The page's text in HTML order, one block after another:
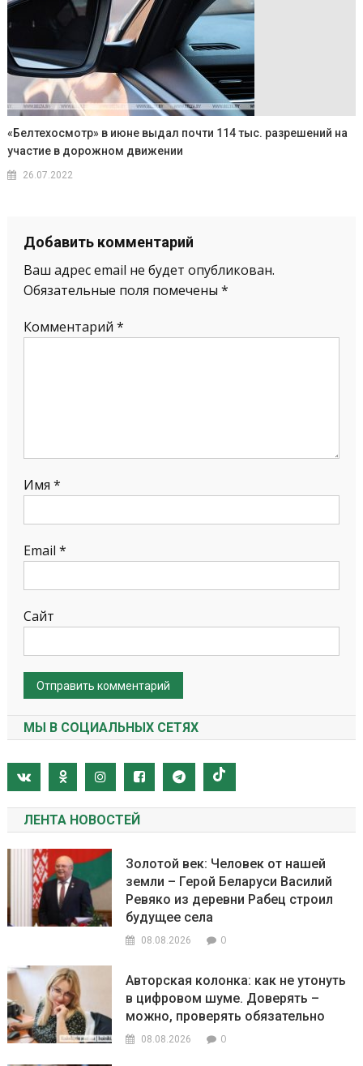
«Белтехосмотр» в июне выдал почти 114 тыс. разрешений на
участие в дорожном движении
26.07.2022
Добавить комментарий
Ваш адрес email не будет опубликован.
Обязательные поля помечены *
Комментарий *
Имя *
Email *
Сайт
МЫ В СОЦИАЛЬНЫХ СЕТЯХ
ЛЕНТА НОВОСТЕЙ
Золотой век: Человек от нашей
земли – Герой Беларуси Василий
Ревяко из деревни Рабец строил
будущее села
08.08.2026 0
Авторская колонка: как не утонуть
в цифровом шуме. Доверять –
можно, проверять обязательно
08.08.2026 0